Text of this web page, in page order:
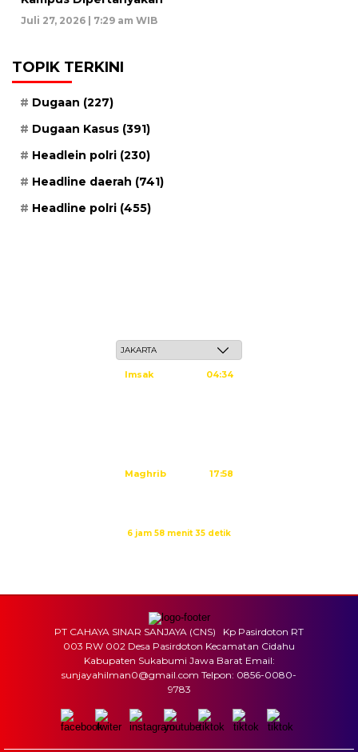
Juli 27, 2026 | 7:29 am WIB
TOPIK TERKINI
Dugaan (227)
Dugaan Kasus (391)
Headlein polri (230)
Headline daerah (741)
Headline polri (455)
Imsak 04:34
Maghrib 17:58
6 jam 58 menit 34 detik
PT CAHAYA SINAR SANJAYA (CNS) Kp Pasirdoton RT
003 RW 002 Desa Pasirdoton Kecamatan Cidahu
Kabupaten Sukabumi Jawa Barat Email:
sunjayahilman0@gmail.com Telpon: 0856-0080-
9783